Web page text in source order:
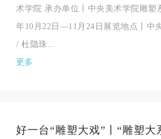
术学院 承办单位丨中央美术学院雕塑
年10月22日—11月24日展览地点丨中
/ 杜隐珠...
更多
的人身安全责任自负。鼓励参加者自行购
事故，活动中任何非事故当事人及美术馆
有互相援助的义务。参加活动的成员应当
对事故本身不承担任何法律责任和经济责
间应主动遵守美术馆活动秩序、维护美术馆
的人身安全责任自负。鼓励参加者自行购
事故，活动中任何非事故当事人及美术馆
有互相援助的义务。参加活动的成员应当
对事故本身不承担任何法律责任和经济责
间应主动遵守美术馆活动秩序、维护美术馆
的人身安全责任自负。鼓励参加者自行购
事故，活动中任何非事故当事人及美术馆
有互相援助的义务。参加活动的成员应当
对事故本身不承担任何法律责任和经济责
间应主动遵守美术馆活动秩序、维护美术馆